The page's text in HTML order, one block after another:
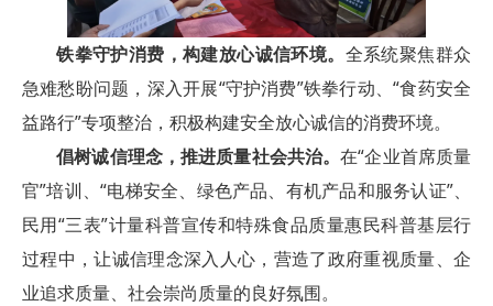
铁拳守护消费，构建放心诚信环境。 全系统聚焦群众
急难愁盼问题，深入开展“守护消费”铁拳行动、“食药安全
益路行”专项整治，积极构建安全放心诚信的消费环境。
倡树诚信理念，推进质量社会共治。在“企业首席质量
官”培训、“电梯安全、绿色产品、有机产品和服务认证”、
民用“三表”计量科普宣传和特殊食品质量惠民科普基层行
过程中，让诚信理念深入人心，营造了政府重视质量、企
业追求质量、社会崇尚质量的良好氛围。